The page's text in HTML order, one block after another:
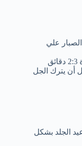
علي
أن يترك الجل
الجلد بشكل